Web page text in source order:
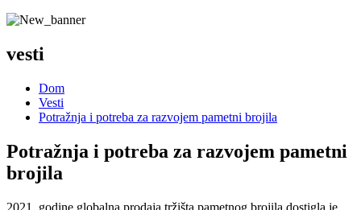
vesti
Dom
Vesti
Potražnja i potreba za razvojem pametni brojila
Potražnja i potreba za razvojem pametni
brojila
2021. godine globalna prodaja tržišta pametnog brojila dostigla je